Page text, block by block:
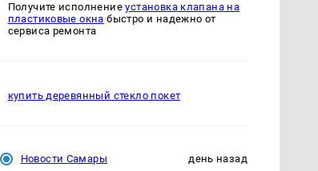
Получите исполнениеустановка клапана на
пластиковые окна быстро и надежно от
сервиса ремонта
купить деревянный стекло покет
Новости Самары день назад